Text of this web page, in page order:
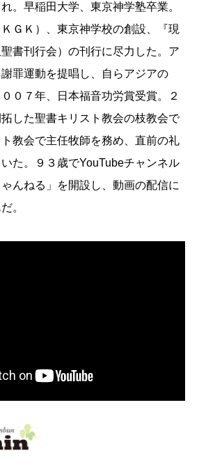
。早稲田大学、東京神学塾卒業。
ＧＫ）、東京神学校の創設、『現
書刊行会）の刊行に尽力した。ア
罪運動を提唱し、自らアジアの
０７年、日本福音功労賞受賞。２
した聖書キリスト教会の枝教会で
教会で主任牧師を務め、直前の礼
た。９３歳でYouTubeチャンネル
ゃんねる」を開設し、動画の配信に
。